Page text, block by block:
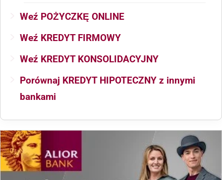
Weź POŻYCZKĘ ONLINE
Weź KREDYT FIRMOWY
Weź KREDYT KONSOLIDACYJNY
Porównaj KREDYT HIPOTECZNY z innymi
bankami